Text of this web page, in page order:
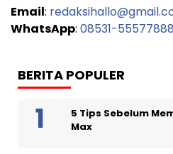
Email:
WhatsApp: 08531-55577888
BERITA POPULER
5 Tips Sebelum
Max